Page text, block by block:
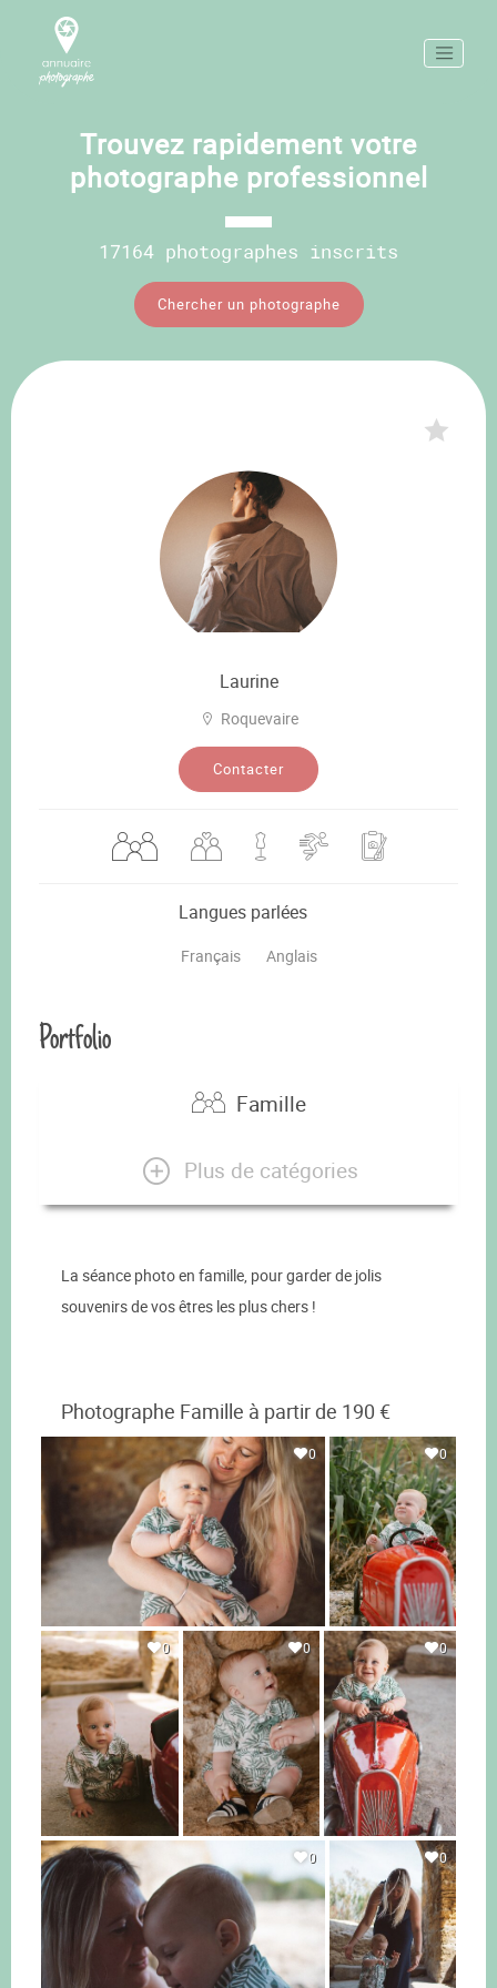
Trouvez rapidement votre
photographe professionnel
17164 photographes inscrits
Chercher un photographe
Laurine
Roquevaire
Contacter
Langues parlées
Français Anglais
Portfolio
Famille
Plus de catégories
La séance photo en famille, pour garder de jolis
souvenirs de vos êtres les plus chers !
Photographe Famille à partir de 190 €
0 0
0 0 0
0 0